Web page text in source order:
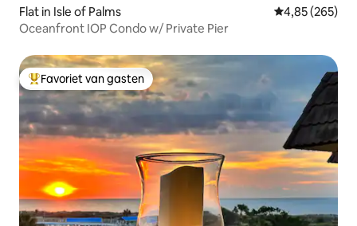
Flat in Isle of Palms Gemiddelde
4,85 (265)
Oceanfront IOP Condo w/ Private Pier
Topfavoriet van gasten
Favoriet van gasten